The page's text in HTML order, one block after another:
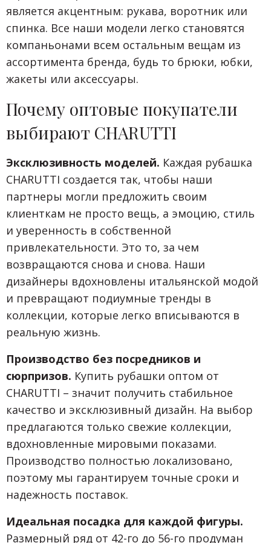
является акцентным: рукава, воротник или
спинка. Все наши модели легко становятся
компаньонами всем остальным вещам из
ассортимента бренда, будь то брюки, юбки,
жакеты или аксессуары.
Почему оптовые покупатели
выбирают CHARUTTI
Эксклюзивность моделей. Каждая рубашка
CHARUTTI создается так, чтобы наши
партнеры могли предложить своим
клиенткам не просто вещь, а эмоцию, стиль
и уверенность в собственной
привлекательности. Это то, за чем
возвращаются снова и снова. Наши
дизайнеры вдохновлены итальянской модой
и превращают подиумные тренды в
коллекции, которые легко вписываются в
реальную жизнь.
Производство без посредников и
сюрпризов. Купить рубашки оптом от
CHARUTTI – значит получить стабильное
качество и эксклюзивный дизайн. На выбор
предлагаются только свежие коллекции,
вдохновленные мировыми показами.
Производство полностью локализовано,
поэтому мы гарантируем точные сроки и
надежность поставок.
Идеальная посадка для каждой фигуры.
Размерный ряд от 42-го до 56-го продуман